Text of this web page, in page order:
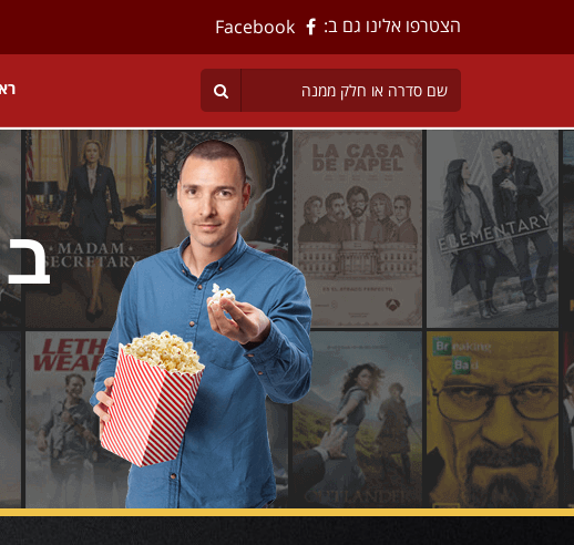
הצטרפו אלינו גם ב: Facebook
הסרטים
בישראל לצפייה ישירה